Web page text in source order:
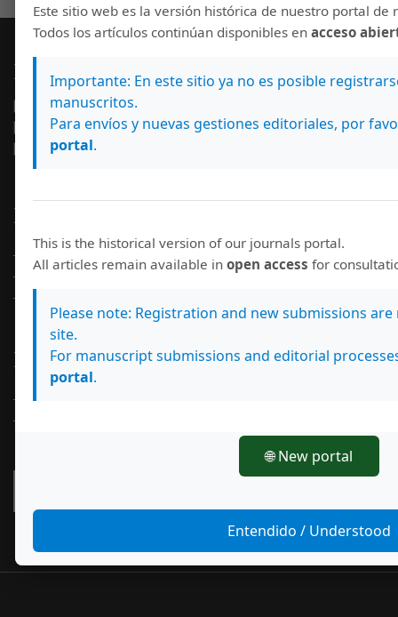
Número actual
Información
Para lectores/as
Para autores/as
Para bibliotecarios/as
Idioma
Este sitio web es la versión histórica de nuestro portal de
Todos los artículos continúan disponibles enacceso
Importante: En este sitio ya no es posible
manuscritos.
Para envíos y nuevas gestiones editoriales, por
portal.
This is the historical version of our journals portal.
All articles remain available inopen access for
Please note: Registration and new submissions
site.
For manuscript submissions and editorial
portal.
🌐 New portal
Entendido / Understood